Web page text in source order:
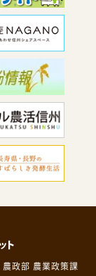
政部 農業政策課